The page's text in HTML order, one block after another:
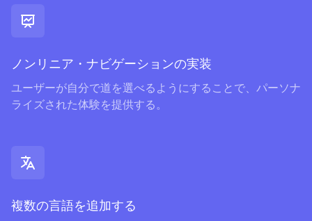
ノンリニア・ナビゲーションの実装
ユーザーが自分で道を選べるようにすることで、パーソナ
ライズされた体験を提供する。
複数の言語を追加する